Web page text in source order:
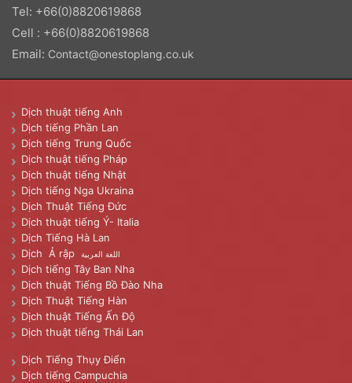
Tel: +66(0)8820619868
Cell : +66(0)8820619868
Email: Contact@onestoplang.co.uk
Dịch thuật tiếng Anh
Dịch tiếng Phần Lan
Dịch tiếng Trung Quốc
Dịch thuật tiếng Pháp
Dịch thuật tiếng Nhật
Dịch tiếng Nga Ukraina
Dịch Thuật Tiếng Đức
Dịch thuật tiếng Ý- Italia
Dịch Tiếng Hà Lan
Dịch Ả rập
اللغة العربية
Dịch tiếng Tây Ban Nha
Dịch thuật Tiếng Bồ Đào Nha
Dịch Thuật Tiếng Hàn
Dịch thuật Tiếng Ấn Độ
Dịch thuật tiếng Thái Lan
Dịch Tiếng Thụy Điển
Dịch tiếng Campuchia